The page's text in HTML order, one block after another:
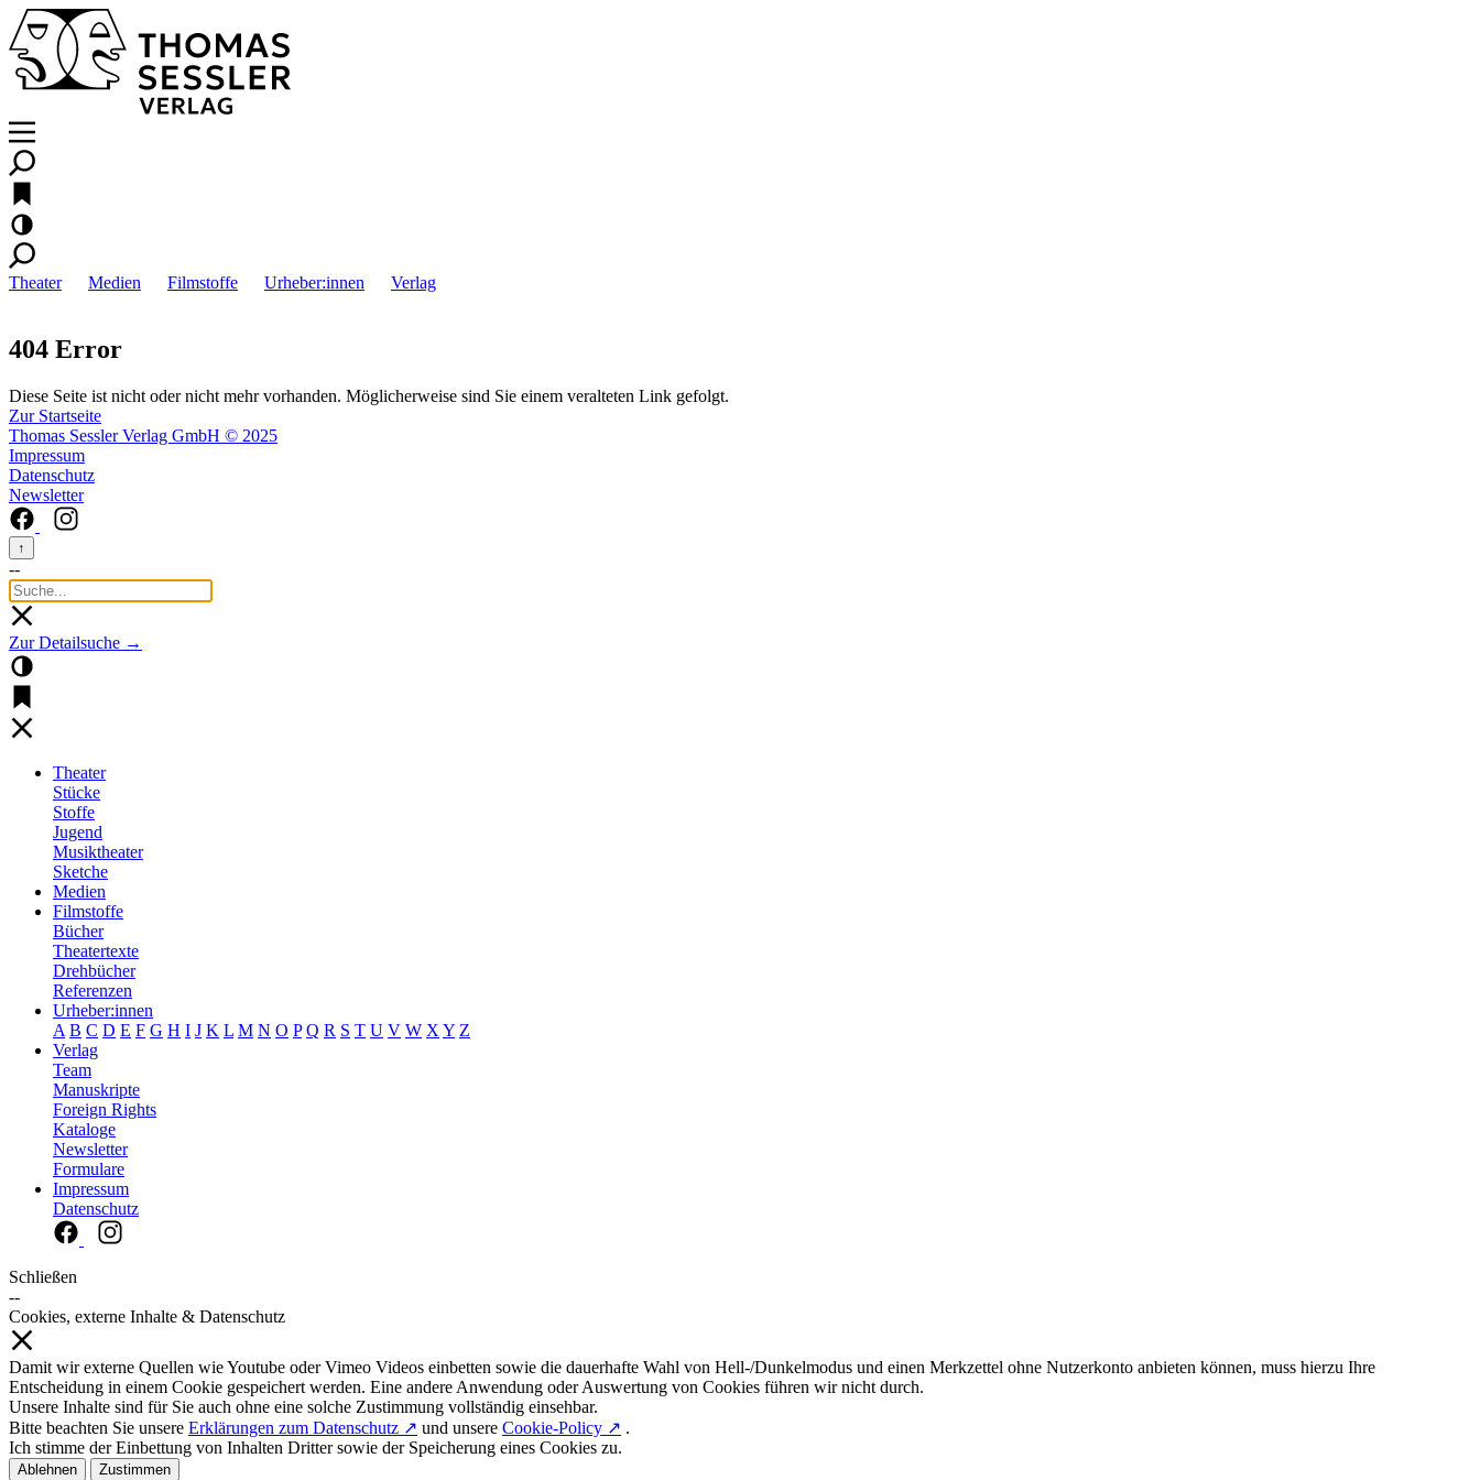
Theater Medien Filmstoffe Urheber:innen Verlag
404 Error
Diese Seite ist nicht oder nicht mehr vorhanden. Möglicherweise sind Sie einem veralteten Link gefolgt.
Zur Startseite
Thomas Sessler Verlag GmbH © 2025
Impressum
Datenschutz
Newsletter
↑
--
Zur Detailsuche →
Theater
Stücke
Stoffe
Jugend
Musiktheater
Sketche
Medien
Filmstoffe
Bücher
Theatertexte
Drehbücher
Referenzen
Urheber:innen
A B C D E F G H I J K L M N O P Q R S T U V W X Y Z
Verlag
Team
Manuskripte
Foreign Rights
Kataloge
Newsletter
Formulare
Impressum
Datenschutz
Schließen
--
Cookies, externe Inhalte & Datenschutz
Damit wir externe Quellen wie Youtube oder Vimeo Videos einbetten sowie die dauerhafte Wahl von Hell-/Dunkelmodus und einen Merkzettel ohne Nutzerkonto anbieten können, muss hierzu Ihre
Entscheidung in einem Cookie gespeichert werden. Eine andere Anwendung oder Auswertung von Cookies führen wir nicht durch.
Unsere Inhalte sind für Sie auch ohne eine solche Zustimmung vollständig einsehbar.
Bitte beachten Sie unsere Erklärungen zum Datenschutz ↗ und unsere Cookie-Policy ↗ .
Ich stimme der Einbettung von Inhalten Dritter sowie der Speicherung eines Cookies zu.
Ablehnen Zustimmen